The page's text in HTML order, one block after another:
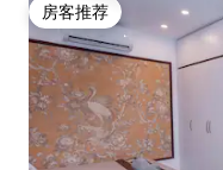
房客推荐
房客推荐